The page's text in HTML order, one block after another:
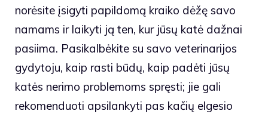
norėsite įsigyti papildomą kraiko dėžę savo
namams ir laikyti ją ten, kur jūsų katė dažnai
pasiima. Pasikalbėkite su savo veterinarijos
gydytoju, kaip rasti būdų, kaip padėti jūsų
katės nerimo problemoms spręsti; jie gali
rekomenduoti apsilankyti pas kačių elgesio